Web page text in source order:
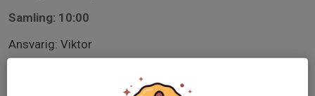
Samling: 10:00
Ansvarig: Viktor